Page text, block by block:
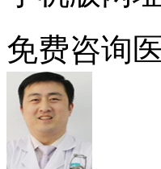
免费咨询